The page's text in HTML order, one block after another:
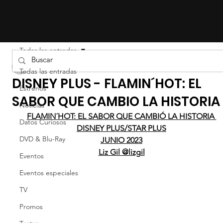
Todas las entradas
Estrenos
Noticias
Datos Curiosos
DVD & Blu-Ray
Eventos
Eventos especiales
TV
Promos
Todas las entradas
DISNEY PLUS - FLAMIN´HOT: EL
SABOR QUE CAMBIO LA HISTORIA
FLAMIN´HOT: EL SABOR QUE CAMBIÓ LA HISTORIA
DISNEY PLUS/STAR PLUS
JUNIO 2023
Liz Gil @lizgil